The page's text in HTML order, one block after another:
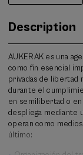
Description
AUKERAK es una
como fin esencial
privadas de libertad
durante el
en semilibertad o en
despliega mediante
operan como
último: